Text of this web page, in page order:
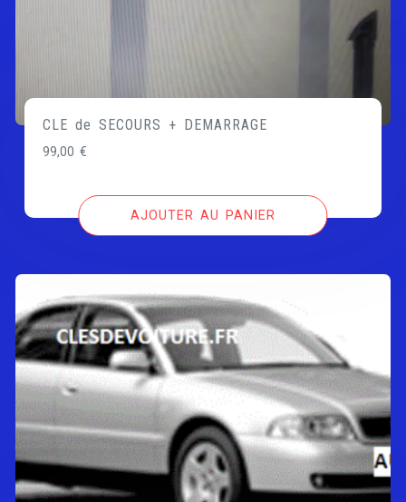
CLE de SECOURS + DEMARRAGE
99,00€
AJOUTER AU PANIER